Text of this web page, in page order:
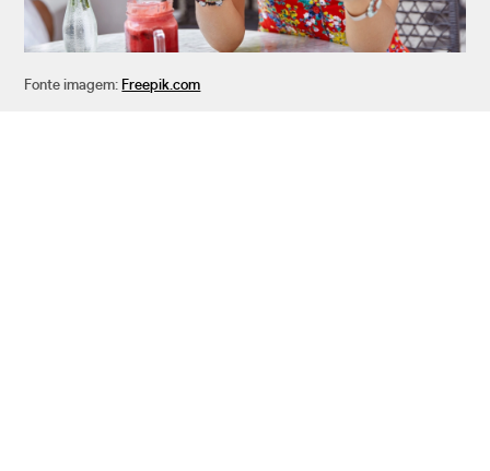
Fonte imagem: Freepik.com